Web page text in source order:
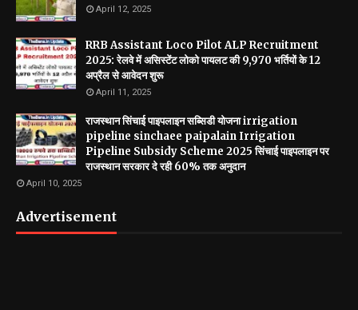
April 12, 2025
RRB Assistant Loco Pilot ALP Recruitment
2025: रेलवे में असिस्टेंट लोको पायलट की 9,970 भर्तियों के 12
अप्रैल से आवेदन शुरू
April 11, 2025
राजस्थान सिंचाई पाइपलाइन सब्सिडी योजना irrigation
pipeline sinchaee paipalain Irrigation
Pipeline Subsidy Scheme 2025 सिंचाई पाइपलाइन पर
राजस्थान सरकार दे रही 60% तक अनुदान
April 10, 2025
Advertisement